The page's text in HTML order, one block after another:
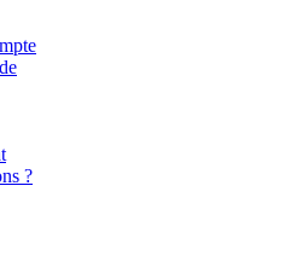
?